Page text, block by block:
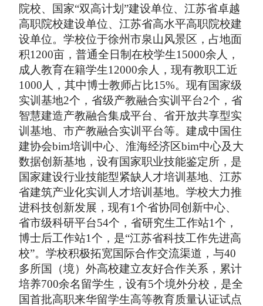
院校、国家“双高计划”建设单位、江苏省卓越
高职院校建设单位、江苏省高水平高职院校建
设单位。学校位于徐州市泉山风景区，占地面
积1200亩，普通全日制在校学生15000余人，
成人教育在籍学生12000余人 ， 现有教职工近
1000人，其中博士教师占比15%。现有国家级
实训基地2个，省级产教融合实训平台2个，省
智慧建造产教融合集成平台、省开放共享型实
训基地、市产教融合实训平台等。建成中国住
建协会bim培训中心、淮海经济区bim中心及大
数据创新基地，设有国家职业技能鉴定所，是
国家建设行业技能型紧缺人才培训基地、江苏
省建筑产业化实训人才培训基地。学校大力推
进科技创新发展，现有1个省协同创新中心、
省市级科研平台54个，省研究生工作站1个，
博士后工作站1个，是“江苏省科技工作先进高
校”。学校积极拓宽国际合作交流渠道，与40
多所国（境）外高校建立友好合作关系，累计
培养700余名留学生，设有5个境外分校，是全
国首批高职来华留学生高等教育质量认证试点